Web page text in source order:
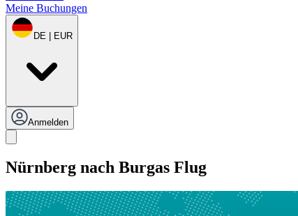
Meine Buchungen
DE | EUR
Anmelden
Nürnberg nach Burgas Flug